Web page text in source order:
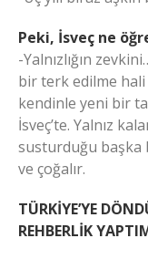
Peki, İsveç ne
-Yalnızlığın
bir terk edilme hali
kendinle yeni bir
İsveç’te. Yalnız
susturduğu başka
ve çoğalır.
TÜRKİYE’YE
REHBERLİK